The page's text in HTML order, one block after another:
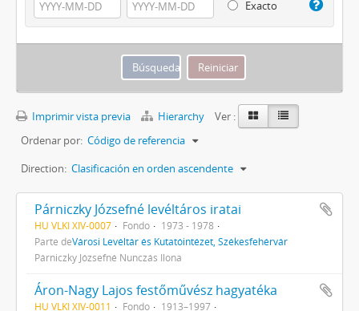
Exacto
Imprimir vista previa Hierarchy
Ver :
Ordenar por: Código de referencia
Direction: Clasificación en orden ascendente
Párniczky Józsefné levéltáros iratai
HU VLKI XIV-0007 Fondo
1973 - 1978
Parte deVárosi Levéltár és Kutatóintézet, Székesfehérvár
Párniczky Józsefné Nunczás Ilona
Áron-Nagy Lajos festőművész hagyatéka
HU VLKI XIV-0011 Fondo 1913–1997